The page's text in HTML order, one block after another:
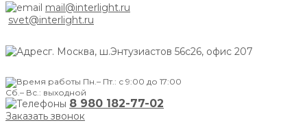
mail@interlight.ru
svet@interlight.ru
г. Москва, ш.Энтузиастов 56с26, офис 207
Пн.– Пт.: с 9:00 до 17:00
Сб.– Вс.: выходной
8 980 182-77-02
Заказать звонок